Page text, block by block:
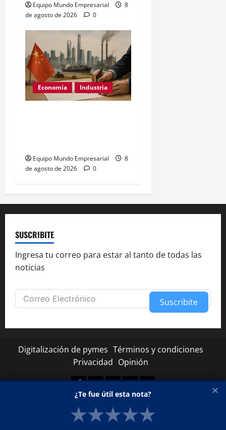
Equipo Mundo Empresarial
8
de agosto de 2026
0
Economía Industria
Equipo Mundo Empresarial
8
de agosto de 2026
0
SUSCRIBITE
Ingresa tu correo para estar al tanto de todas las
noticias
Suscribite
Digitalización de pymes Términos y condiciones
Privacidad Opinión
Facebook
TwitterLinkedinYoutubeInstagram
Copyright © Todos los derechos reservados.
MoreNews
por AF themes.
✕
¿Te fue útil esta nota?
★★★★★